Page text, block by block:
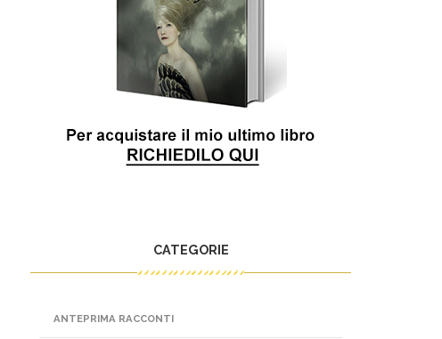
CATEGORIE
ANTEPRIMA RACCONTI